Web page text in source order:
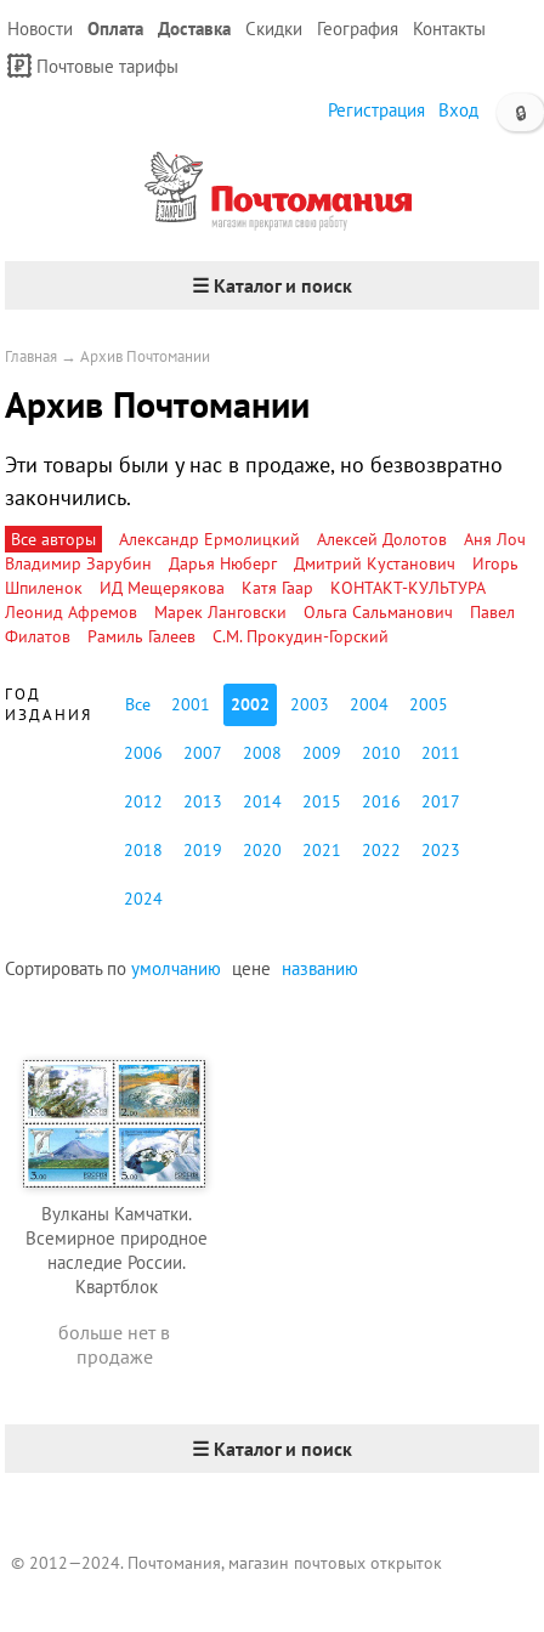
Новости Оплата Доставка Скидки География
Контакты
Почтовые тарифы
🔒
Регистрация Вход
☰ Каталог и поиск
Главная →Архив Почтомании
Архив Почтомании
Эти товары были у нас в продаже, но безвозвратно
закончились.
Все авторы Александр Ермолицкий Алексей Долотов
Аня Лоч
Владимир Зарубин
Дарья Нюберг Дмитрий Кустанович
Игорь
Шпиленок
ИД Мещерякова Катя Гаар
КОНТАКТ-КУЛЬТУРА
Леонид Афремов
Марек Ланговски Ольга Сальманович
Павел
Филатов
Рамиль Галеев С.М. Прокудин-Горский
ГОД
ИЗДАНИЯ
Все 2001 2002 2003 2004 2005
2006 2007 2008 2009 2010 2011
2012 2013 2014 2015 2016 2017
2018 2019 2020 2021 2022 2023
2024
Сортировать поумолчанию цене названию
Вулканы Камчатки.
Всемирное природное
наследие России.
Квартблок
больше нет в
продаже
☰ Каталог и поиск
© 2012—2024. Почтомания, магазин почтовых открыток